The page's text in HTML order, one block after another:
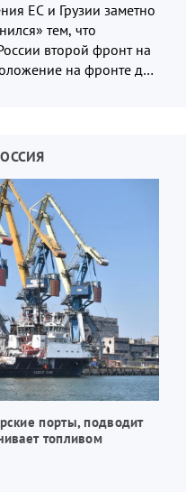
ЕС и Грузии заметно
тем, что
второй фронт на
на фронте для
порты, подводит
топливом